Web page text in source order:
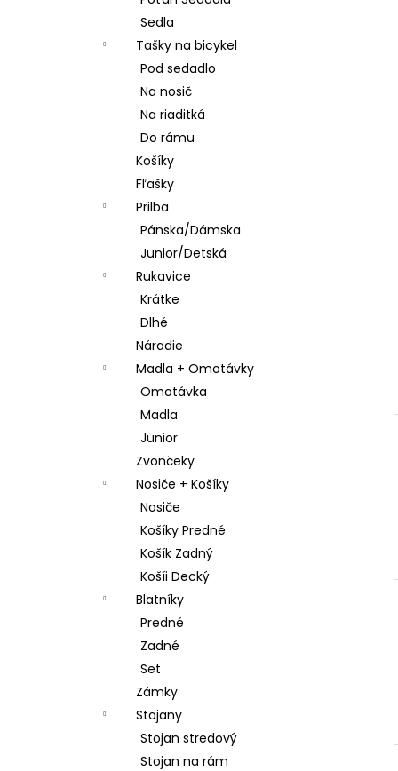
Sedla
Tašky na bicykel
Pod sedadlo
Na nosič
Na riaditká
Do rámu
Košíky
Fľašky
Prilba
Pánska/Dámska
Junior/Detská
Rukavice
Krátke
Dlhé
Náradie
Madla + Omotávky
Omotávka
Madla
Junior
Zvončeky
Nosiče + Košíky
Nosiče
Košíky Predné
Košík Zadný
Košíi Decký
Blatníky
Predné
Zadné
Set
Zámky
Stojany
Stojan stredový
Stojan na rám
STRED TY501
€28,95